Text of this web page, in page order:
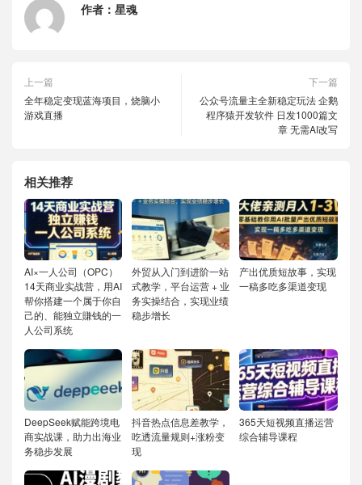
作者： 星魂
上一篇
全年稳定变现蓝海项目，烧脑小
游戏直播
下一篇
公众号流量主全新稳定玩法 企鹅
程序猿开发软件 日发1000篇文
章 无需AI改写
相关推荐
AI×一人公司（OPC）
14天商业实战营，用AI
帮你搭建一个属于你自
己的、能独立賺钱的一
人公司系统
外贸从入门到进阶一站
式教学，平台运营 + 业
务实操结合，实现业绩
稳步增长
产出优质短故事，实现
一稿多吃多渠道变现
DeepSeek赋能跨境电
商实战课，助力出海业
务稳步发展
抖音热点信息差教学，
吃透流量规则+涨粉变
现
365天短视频直播运营
综合辅导课程